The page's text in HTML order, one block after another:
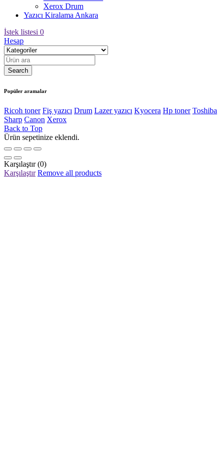
Xerox Drum
Yazıcı Kiralama Ankara
İstek listesi 0
Hesap
Popüler aramalar
Ricoh toner Fiş yazıcı Drum Lazer yazıcı Kyocera Hp toner Toshiba
Sharp Canon Xerox
Back to Top
Ürün sepetinize eklendi.
Karşılaştır (0)
Karşılaştır Remove all products